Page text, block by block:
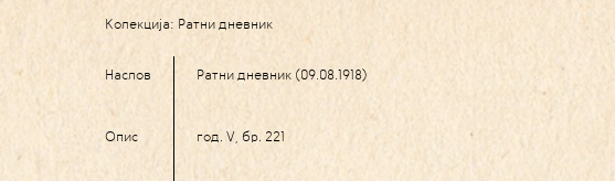
Колекција: Ратни дневник
Наслов Ратни дневник (09.08.1918)
Опис год. V, бр. 221